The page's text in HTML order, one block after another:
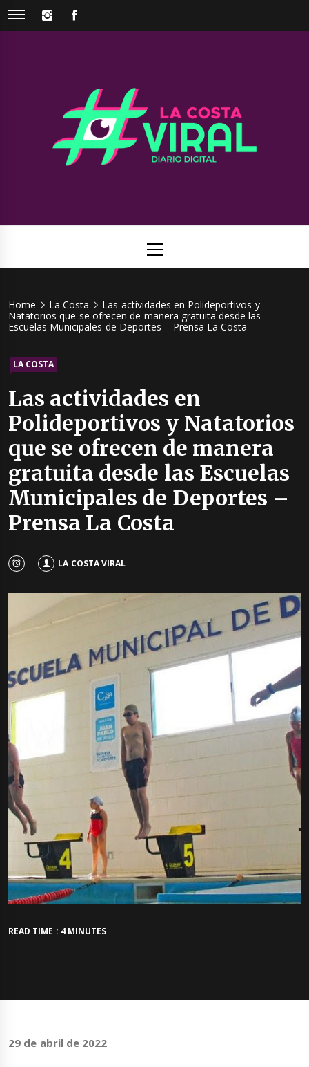
Skip
INSTAGRAM
Viral
Menu
Home La Costa
Las actividades en Polideportivos y
Natatorios que se ofrecen de manera gratuita desde las
Escuelas Municipales de Deportes – Prensa La Costa
LA COSTA
Las actividades en
Polideportivos y Natatorios
que se ofrecen de manera
gratuita desde las Escuelas
Municipales de Deportes –
Prensa La Costa
LA COSTA VIRAL
READ TIME : 4 MINUTES
29 de abril de 2022